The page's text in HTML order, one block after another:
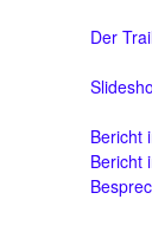
Der
Bericht
Bericht